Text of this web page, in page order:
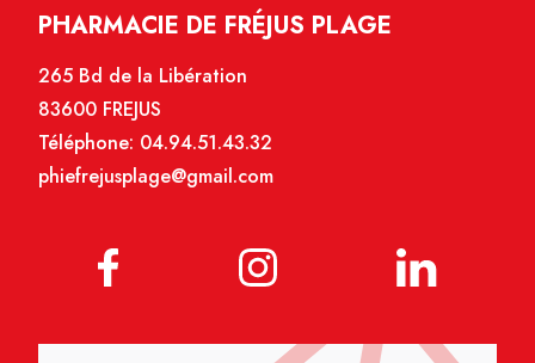
PHARMACIE DE FRÉJUS PLAGE
265 Bd de la Libération
83600 FREJUS
Téléphone: 04.94.51.43.32
phiefrejusplage@gmail.com